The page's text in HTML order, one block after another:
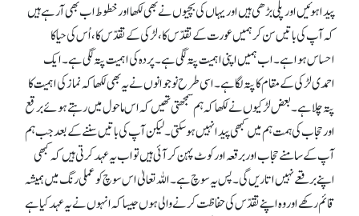
پیدا ہوئیں اور پلی بڑھی ہیں اور یہاں کی بچیوں نے بھی لکھا اور خطوط اب بھی آرہے ہیں
کہ آپ کی باتیں سن کر ہمیں عورت کے تقدّس کا، لڑکی کے تقدّس کا، اُس کی حیا کا
احساس ہوا ہے۔ اب ہمیں اپنی اہمیت پتہ لگی ہے۔ پردہ کی اہمیت پتہ لگی ہے۔ ایک
احمدی لڑکی کے مقام کا پتہ لگا ہے۔ اسی طرح نوجوانوں نے یہ بھی لکھا کہ نماز کی اہمیت کا
پتہ چلا ہے۔ بعض لڑکیوں نے لکھا کہ ہم سمجھتی تھیں کہ اس ماحول میں رہتے ہوئے برقع
اور حجاب کی ہمت ہم میں کبھی پیدا نہیں ہو سکتی۔ لیکن آپ کی باتیں سننے کے بعد جب ہم
آپ کے سامنے حجاب اور برقعہ اور کوٹ پہن کر آئی ہیں تو اب یہ عہد کرتی ہیں کہ کبھی
اپنے برقعے نہیں اتاریں گی۔ پس یہ سوچ ہے۔ اللہ تعالیٰ اس سوچ کو عملی رنگ میں ہمیشہ
قائم رکھے اور وہ اپنے تقدّس کی حفاظت کرنے والی ہوں جیسا کہ انہوں نے یہ عہد کیا ہے